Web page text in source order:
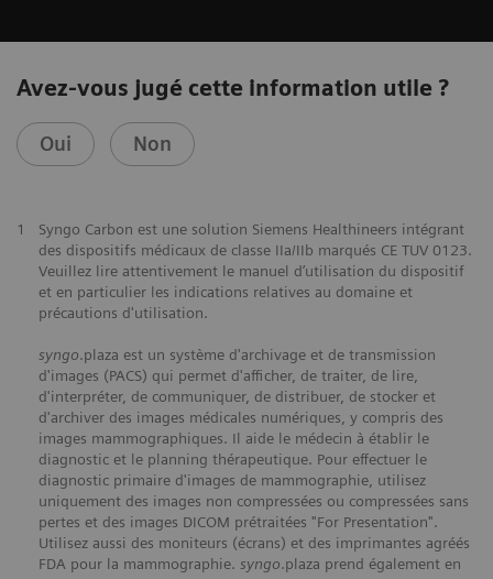
Avez-vous jugé cette information utile ?
Oui Non
1
Syngo Carbon est une solution Siemens Healthineers intégrant
des dispositifs médicaux de classe IIa/IIb marqués CE TUV 0123.
Veuillez lire attentivement le manuel d’utilisation du dispositif
et en particulier les indications relatives au domaine et
précautions d'utilisation.
syngo.plaza est un système d'archivage et de transmission
d'images (PACS) qui permet d'afficher, de traiter, de lire,
d'interpréter, de communiquer, de distribuer, de stocker et
d'archiver des images médicales numériques, y compris des
images mammographiques. Il aide le médecin à établir le
diagnostic et le planning thérapeutique. Pour effectuer le
diagnostic primaire d'images de mammographie, utilisez
uniquement des images non compressées ou compressées sans
pertes et des images DICOM prétraitées "For Presentation".
Utilisez aussi des moniteurs (écrans) et des imprimantes agréés
FDA pour la mammographie. syngo.plaza prend également en